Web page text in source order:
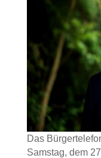
Das
Samstag, dem